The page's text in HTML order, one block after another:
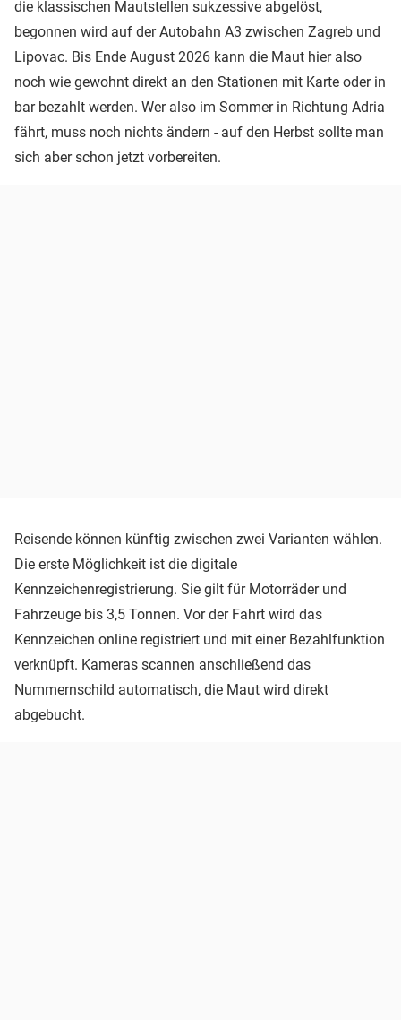
die klassischen Mautstellen sukzessive abgelöst,
begonnen wird auf der Autobahn A3 zwischen Zagreb und
Lipovac. Bis Ende August 2026 kann die Maut hier also
noch wie gewohnt direkt an den Stationen mit Karte oder in
bar bezahlt werden. Wer also im Sommer in Richtung Adria
fährt, muss noch nichts ändern - auf den Herbst sollte man
sich aber schon jetzt vorbereiten.
Reisende können künftig zwischen zwei Varianten wählen.
Die erste Möglichkeit ist die digitale
Kennzeichenregistrierung. Sie gilt für Motorräder und
Fahrzeuge bis 3,5 Tonnen. Vor der Fahrt wird das
Kennzeichen online registriert und mit einer Bezahlfunktion
verknüpft. Kameras scannen anschließend das
Nummernschild automatisch, die Maut wird direkt
abgebucht.